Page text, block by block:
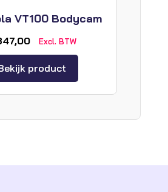
VT100 Bodycam
Excl. BTW
product